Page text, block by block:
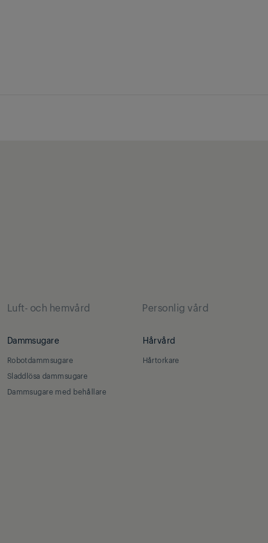
Luft- och hemvård
Dammsugare
Robotdammsugare
Sladdlösa dammsugare
Dammsugare med behållare
Personlig vård
Hårvård
Hårtorkare